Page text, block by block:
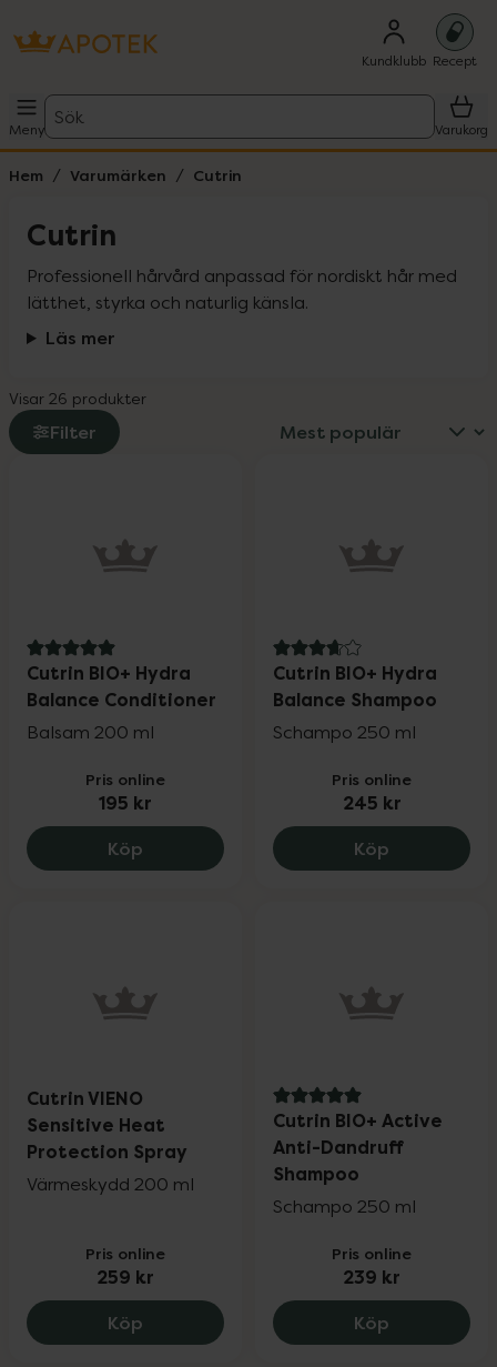
Kundklubb Recept
Meny
Sök
Varukorg
Hem Varumärken Cutrin
Cutrin
Professionell hårvård anpassad för nordiskt hår med
lätthet, styrka och naturlig känsla.
Läs mer
Visar 26 produkter
Filter
5 av 5 i omdöme
Cutrin BIO+ Hydra
Balance Conditioner
Balsam 200 ml
Pris online
195 kr
Köp Cutrin BIO+ Hydra Balance
3.8 av 5 i omdöme
Cutrin BIO+ Hydra
Balance Shampoo
Schampo 250 ml
Pris online
245 kr
Köp Cutrin
Cutrin VIENO
Sensitive Heat
Protection Spray
Värmeskydd 200 ml
Pris online
259 kr
Köp Cutrin VIENO Sensitive Heat
5 av 5 i omdöme
Cutrin BIO+ Active
Anti-Dandruff
Shampoo
Schampo 250 ml
Pris online
239 kr
Köp Cutrin